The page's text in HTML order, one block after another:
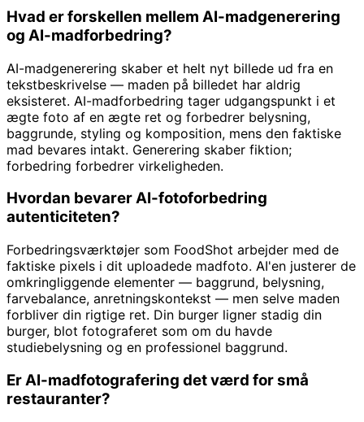
Hvad er forskellen mellem AI-madgenerering
og AI-madforbedring?
AI-madgenerering skaber et helt nyt billede ud fra en
tekstbeskrivelse — maden på billedet har aldrig
eksisteret. AI-madforbedring tager udgangspunkt i et
ægte foto af en ægte ret og forbedrer belysning,
baggrunde, styling og komposition, mens den faktiske
mad bevares intakt. Generering skaber fiktion;
forbedring forbedrer virkeligheden.
Hvordan bevarer AI-fotoforbedring
autenticiteten?
Forbedringsværktøjer som FoodShot arbejder med de
faktiske pixels i dit uploadede madfoto. AI'en justerer de
omkringliggende elementer — baggrund, belysning,
farvebalance, anretningskontekst — men selve maden
forbliver din rigtige ret. Din burger ligner stadig din
burger, blot fotograferet som om du havde
studiebelysning og en professionel baggrund.
Er AI-madfotografering det værd for små
restauranter?